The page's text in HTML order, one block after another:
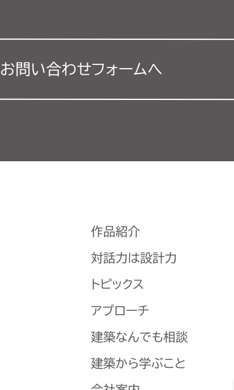
お問い合わせフォームへ
作品紹介
対話力は設計力
トピックス
アプローチ
建築なんでも相談
建築から学ぶこと